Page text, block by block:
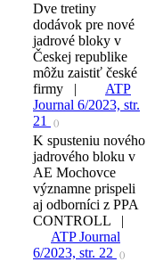
Dve tretiny
dodávok pre nové
jadrové bloky v
Českej republike
môžu zaistiť české
firmy |
ATP
Journal 6/2023, str.
21
()
K spusteniu nového
jadrového bloku v
AE Mochovce
významne prispeli
aj odborníci z PPA
CONTROLL |
ATP Journal
6/2023, str. 22
()